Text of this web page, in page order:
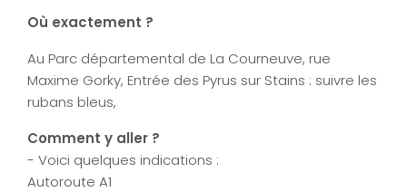
Où exactement ?
Au Parc départemental de La Courneuve, rue
Maxime Gorky, Entrée des Pyrus sur Stains : suivre les
rubans bleus,
Comment y aller ?
- Voici quelques indications :
Autoroute A1